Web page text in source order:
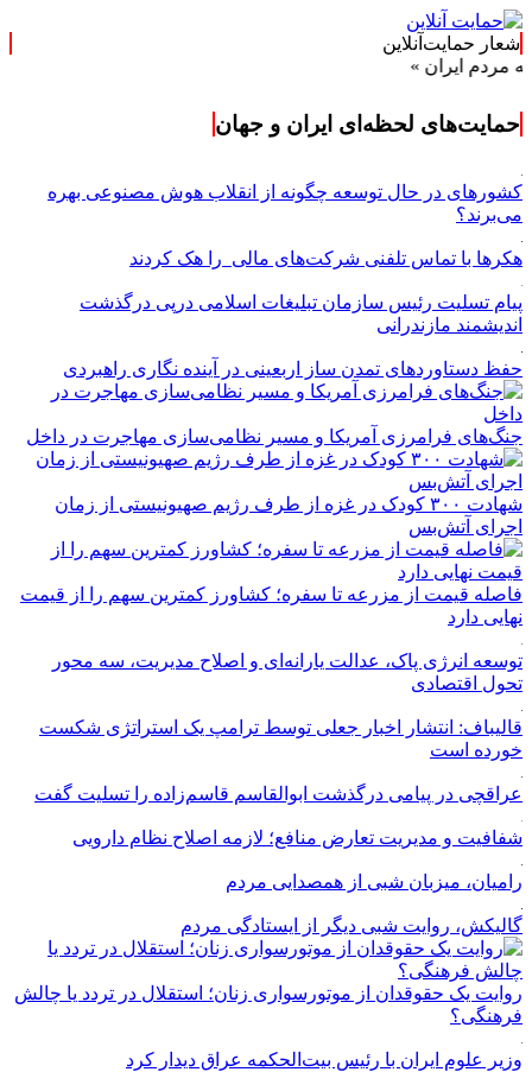
شعار حمایت‌آنلاین
ایران »
حمایت‌های لحظه‌ای ایران و جهان
کشورهای در حال توسعه چگونه از انقلاب هوش مصنوعی بهره
می‌برند؟
هکرها با تماس تلفنی شرکت‌های مالی را هک کردند
پیام تسلیت رئیس سازمان تبلیغات اسلامی درپی درگذشت
اندیشمند مازندرانی
حفظ دستاوردهای تمدن ساز اربعینی در آینده نگاری راهبردی
جنگ‌های فرامرزی آمریکا و مسیر نظامی‌سازی مهاجرت در داخل
شهادت ۳۰۰ کودک در غزه از طرف رژیم صهیونیستی از زمان
اجرای آتش‌بس
فاصله قیمت از مزرعه تا سفره؛ کشاورز کمترین سهم را از قیمت
نهایی دارد
توسعه انرژی پاک، عدالت یارانه‌ای و اصلاح مدیریت، سه محور
تحول اقتصادی
قالیباف: انتشار اخبار جعلی توسط ترامپ یک استراتژی شکست
خورده است
عراقچی در پیامی درگذشت ابوالقاسم قاسم‌زاده را تسلیت گفت
شفافیت و مدیریت تعارض منافع؛ لازمه اصلاح نظام دارویی
رامیان، میزبان شبی از همصدایی مردم
گالیکش، روایت شبی دیگر از ایستادگی مردم
روایت یک حقوقدان از موتورسواری زنان؛ استقلال در تردد یا چالش
فرهنگی؟
وزیر علوم ایران با رئیس بیت‌الحکمه عراق دیدار کرد